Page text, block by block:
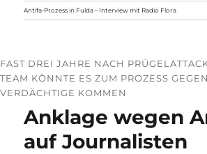
Antifa-Prozess in Fulda – Interview mit Radio Flora
FAST DREI JAHRE NACH
TEAM KÖNNTE ES ZUM PROZESS
VERDÄCHTIGE KOMMEN
Anklage wegen
auf Journalisten